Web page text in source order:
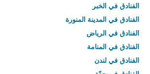
الفنادق في الخبر
الفنادق في المدينة المنورة
الفنادق في الرياض
الفنادق في المنامة
الفنادق في لندن